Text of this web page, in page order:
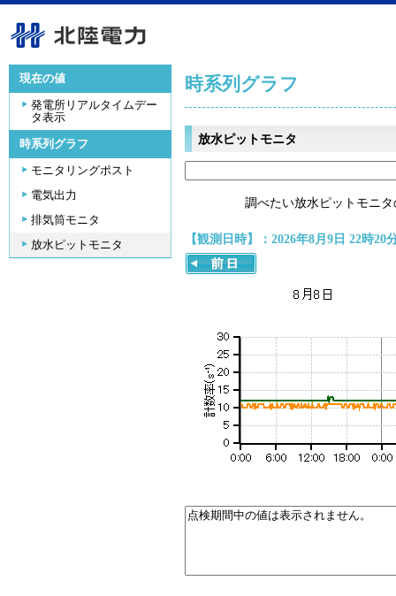
現在の値
発電所リアルタイムデー
タ表示
時系列グラフ
モニタリングポスト
電気出力
排気筒モニタ
放水ピットモニタ
時系列グラフ
放水ピットモニタ
調べたい放水ピットモニ
【観測日時】：2026年8月9日 22時20